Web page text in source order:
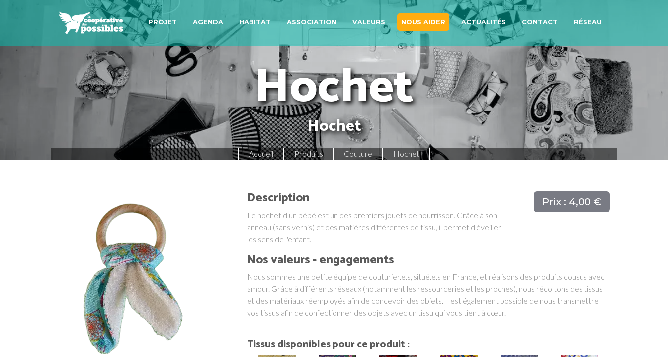
PROJET AGENDA HABITAT ASSOCIATION VALEURS NOUS AIDER ACTUALITÉS CONTACT RÉSEAU
Hochet
Hochet
Accueil Produits Couture Hochet
Prix : 4,00 €
Description
Le hochet d'un bébé est un des premiers jouets de nourrisson. Grâce à son
anneau (sans vernis) et des matières différentes de tissu, il permet d'éveiller
les sens de l'enfant.
Nos valeurs - engagements
Nous sommes une petite équipe de couturier.e.s, situé.e.s en France, et réalisons des produits cousus avec
amour. Grâce à différents réseaux (notamment les ressourceries et les proches), nous récoltons des tissus
et des matériaux réemployés afin de concevoir des objets. Il est également possible de nous transmettre
vos tissus afin de confectionner des objets avec un tissu qui vous tient à cœur.
Tissus disponibles pour ce produit :